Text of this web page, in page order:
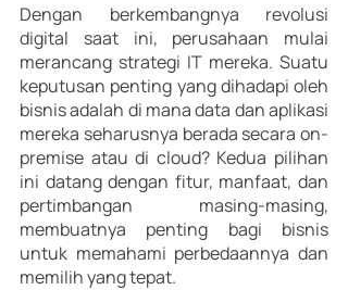
Dengan berkembangnya revolusi
digital saat ini, perusahaan mulai
merancang strategi IT mereka. Suatu
keputusan penting yang dihadapi oleh
bisnis adalah di mana data dan aplikasi
mereka seharusnya berada secara on-
premise atau di cloud? Kedua pilihan
ini datang dengan fitur, manfaat, dan
pertimbangan masing-masing,
membuatnya penting bagi bisnis
untuk memahami perbedaannya dan
memilih yang tepat.